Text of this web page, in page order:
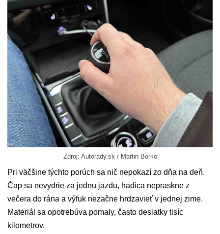
Zdroj: Autorady.sk / Martin Borko
Pri väčšine týchto porúch sa nič nepokazí zo dňa na deň.
Čap sa nevydrie za jednu jazdu, hadica nepraskne z
večera do rána a výfuk nezačne hrdzavieť v jednej zime.
Materiál sa opotrebúva pomaly, často desiatky tisíc
kilometrov.